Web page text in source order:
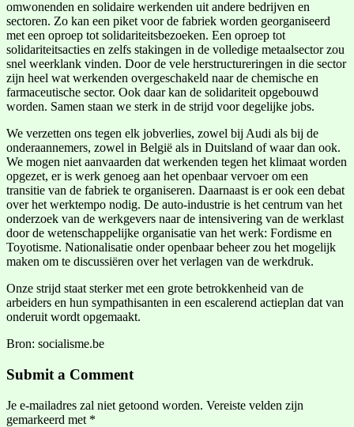
omwonenden en solidaire werkenden uit andere bedrijven en
sectoren. Zo kan een piket voor de fabriek worden georganiseerd
met een oproep tot solidariteitsbezoeken. Een oproep tot
solidariteitsacties en zelfs stakingen in de volledige metaalsector zou
snel weerklank vinden. Door de vele herstructureringen in die sector
zijn heel wat werkenden overgeschakeld naar de chemische en
farmaceutische sector. Ook daar kan de solidariteit opgebouwd
worden. Samen staan we sterk in de strijd voor degelijke jobs.
We verzetten ons tegen elk jobverlies, zowel bij Audi als bij de
onderaannemers, zowel in België als in Duitsland of waar dan ook.
We mogen niet aanvaarden dat werkenden tegen het klimaat worden
opgezet, er is werk genoeg aan het openbaar vervoer om een
transitie van de fabriek te organiseren. Daarnaast is er ook een debat
over het werktempo nodig. De auto-industrie is het centrum van het
onderzoek van de werkgevers naar de intensivering van de werklast
door de wetenschappelijke organisatie van het werk: Fordisme en
Toyotisme. Nationalisatie onder openbaar beheer zou het mogelijk
maken om te discussiëren over het verlagen van de werkdruk.
Onze strijd staat sterker met een grote betrokkenheid van de
arbeiders en hun sympathisanten in een escalerend actieplan dat van
onderuit wordt opgemaakt.
Bron: socialisme.be
Submit a Comment
Je e-mailadres zal niet getoond worden. Vereiste velden zijn
gemarkeerd met *